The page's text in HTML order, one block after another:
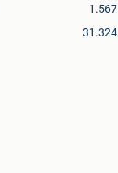
1.567
31.324